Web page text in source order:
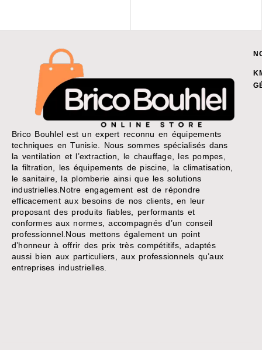
Brico Bouhlel est un expert reconnu en équipements
techniques en Tunisie. Nous sommes spécialisés dans
la ventilation et l’extraction, le chauffage, les pompes,
la filtration, les équipements de piscine, la climatisation,
le sanitaire, la plomberie ainsi que les solutions
industrielles.Notre engagement est de répondre
efficacement aux besoins de nos clients, en leur
proposant des produits fiables, performants et
conformes aux normes, accompagnés d’un conseil
professionnel.Nous mettons également un point
d’honneur à offrir des prix très compétitifs, adaptés
aussi bien aux particuliers, aux professionnels qu’aux
entreprises industrielles.